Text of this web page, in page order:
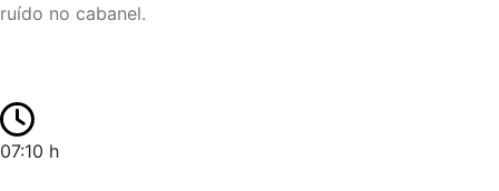
ruído no cabanel.
07:10 h